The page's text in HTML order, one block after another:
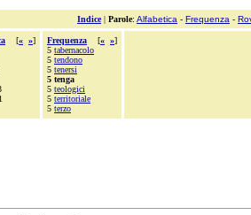
Indice| Parole: Alfabetica - Frequenza -
[« »]
1
Frequenza [« »]
5 tabernacolo
5 tendono
5 tenersi
5 tenga
5 teologici
5 territoriale
5 terzo